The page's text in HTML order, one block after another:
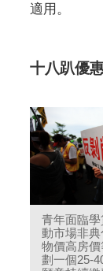
適用。
十八趴優
青年面臨
動市場非
物價高房
劃一個25-